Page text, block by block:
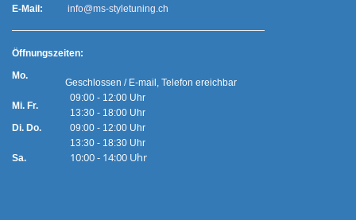
E-Mail:
info@ms-styletuning.ch
Öffnungszeiten:
Mo.
Mi. Fr.
Geschlossen / E-mail, Telefon ereichbar
09:00 - 12:00 Uhr
13:30 - 18:00 Uhr
Di. Do.
Sa.
09:00 - 12:00 Uhr
13:30 - 18:30 Uhr
10:00 - 14:00 Uhr